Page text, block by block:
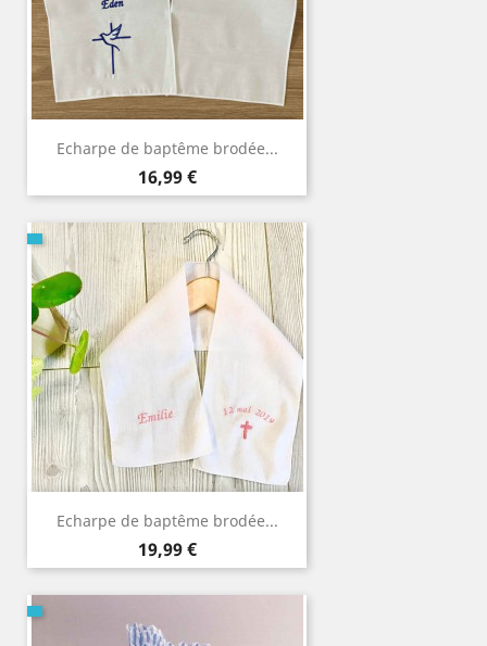
Echarpe de baptême brodée...
Prix
16,99 €
Echarpe de baptême brodée...
Prix
19,99 €